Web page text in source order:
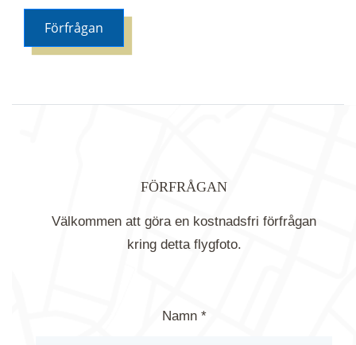
Förfrågan
FÖRFRÅGAN
Välkommen att göra en kostnadsfri förfrågan
kring detta flygfoto.
Namn *